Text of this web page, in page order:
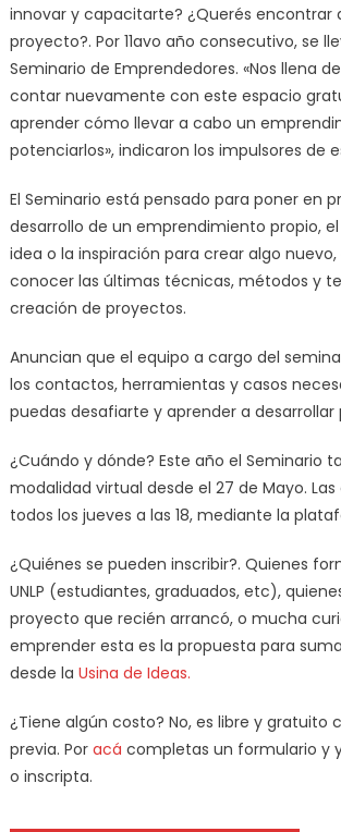
innovar y capacitarte? ¿Querés encontrar
proyecto?. Por 11avo año consecutivo, se
Seminario de Emprendedores. «Nos llena
contar nuevamente con este espacio
aprender cómo llevar a cabo un
potenciarlos», indicaron los impulsores de
El Seminario está pensado para poner en
desarrollo de un emprendimiento propio,
idea o la inspiración para crear algo
conocer las últimas técnicas, métodos y
creación de proyectos.
Anuncian que el equipo a cargo del
los contactos, herramientas y casos
puedas desafiarte y aprender a desarrollar
¿Cuándo y dónde? Este año el Seminario
modalidad virtual desde el 27 de Mayo. Las
todos los jueves a las 18, mediante la
¿Quiénes se pueden inscribir?. Quienes
UNLP (estudiantes, graduados, etc),
proyecto que recién arrancó, o mucha
emprender esta es la propuesta para
desde la Usina de Ideas.
¿Tiene algún costo? No, es libre y gratuito
previa. Por acá completas un formulario y
o inscripta.